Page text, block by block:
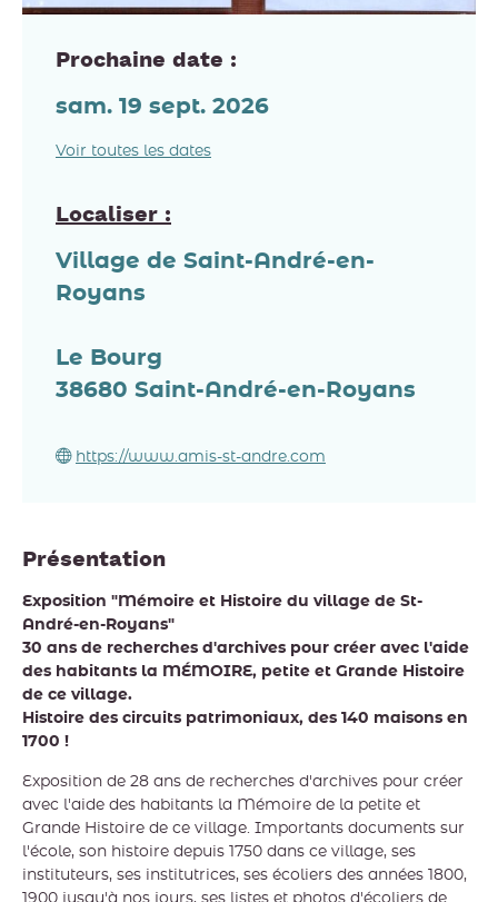
Prochaine date :
sam. 19 sept. 2026
Voir toutes les dates
Localiser :
Village de Saint-André-en-
Royans
Le Bourg
38680 Saint-André-en-Royans
https://www.amis-st-andre.com
Présentation
Exposition "Mémoire et Histoire du village de St-
André-en-Royans"
30 ans de recherches d'archives pour créer avec l'aide
des habitants la MÉMOIRE, petite et Grande Histoire
de ce village.
Histoire des circuits patrimoniaux, des 140 maisons en
1700 !
Exposition de 28 ans de recherches d'archives pour créer
avec l'aide des habitants la Mémoire de la petite et
Grande Histoire de ce village. Importants documents sur
l'école, son histoire depuis 1750 dans ce village, ses
instituteurs, ses institutrices, ses écoliers des années 1800,
1900 jusqu'à nos jours, ses listes et photos d'écoliers de